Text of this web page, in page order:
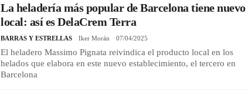
La heladería más popular de Barcelona tiene nuevo
local: así es DelaCrem Terra
BARRAS Y ESTRELLAS Iker Morán 07/04/2025
El heladero Massimo Pignata reivindica el producto local en los
helados que elabora en este nuevo establecimiento, el tercero en
Barcelona